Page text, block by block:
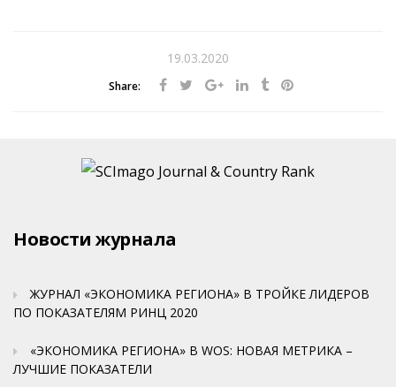
19.03.2020
Share:
Новости журнала
ЖУРНАЛ «ЭКОНОМИКА РЕГИОНА» В ТРОЙКЕ ЛИДЕРОВ
ПО ПОКАЗАТЕЛЯМ РИНЦ 2020
«ЭКОНОМИКА РЕГИОНА» В WOS: НОВАЯ МЕТРИКА –
ЛУЧШИЕ ПОКАЗАТЕЛИ